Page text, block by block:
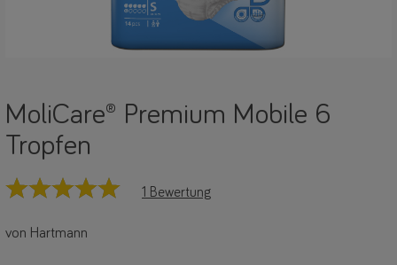
MoliCare® Premium Mobile 6
Tropfen
1 Bewertung
von Hartmann